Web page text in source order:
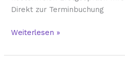
Direkt zur Terminbuchung
Weiterlesen »